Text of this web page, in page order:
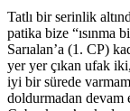
Tatlı bir serinlik
patika bize “ısınma
Sarıalan’a (1. CP)
yer yer çıkan ufak iki,
iyi bir sürede
doldurmadan devam